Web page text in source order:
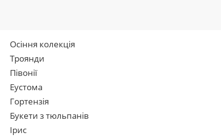
Осіння колекція
Троянди
Півонії
Еустома
Гортензія
Букети з тюльпанів
Ірис